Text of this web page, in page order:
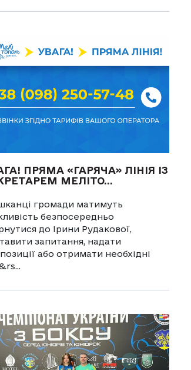
ПРЯМА «ГАРЯЧА» ЛІНІЯ ІЗ
МЕЛІТО...
громади матимуть
безпосередньо
до Ірини Рудакової,
запитання, надати
або отримати необхідні